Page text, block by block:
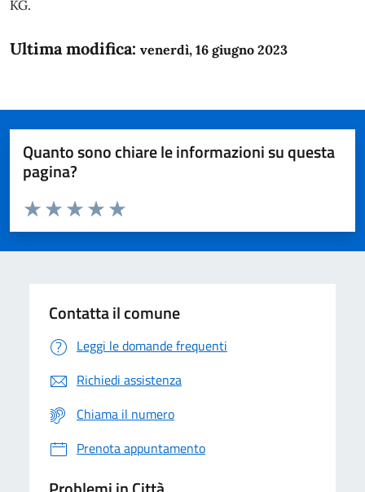
KG.
Ultima modifica: venerdì, 16 giugno 2023
Quanto sono chiare le informazioni su questa
pagina?
Domanda
Valuta da 1 a 5 stelle la pagina
Valuta 5 stelle su 5
Valuta 4 stelle su 5
Valuta 3 stelle su 5
Valuta 2 stelle su 5
Valuta 1 stelle su 5
Contatta il comune
Leggi le domande frequenti
Richiedi assistenza
Chiama il numero
Prenota appuntamento